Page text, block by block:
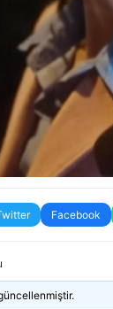
Facebook